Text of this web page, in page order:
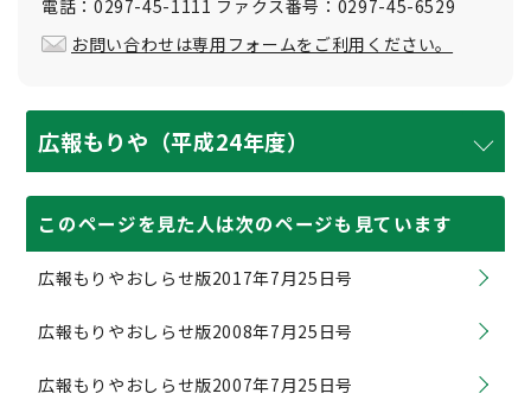
電話：0297-45-1111 ファクス番号：0297-45-6529
お問い合わせは専用フォームをご利用ください。
広報もりや（平成24年度）
このページを見た人は次のページも見ています
広報もりやおしらせ版2017年7月25日号
広報もりやおしらせ版2008年7月25日号
広報もりやおしらせ版2007年7月25日号